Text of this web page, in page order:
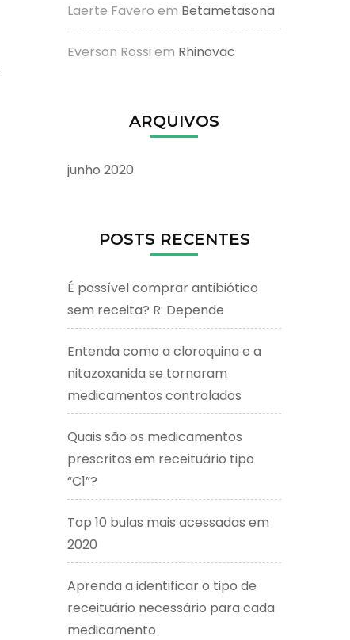
Laerte Favero em Betametasona
Everson Rossi em Rhinovac
ARQUIVOS
junho 2020
POSTS RECENTES
É possível comprar antibiótico
sem receita? R: Depende
Entenda como a cloroquina e a
nitazoxanida se tornaram
medicamentos controlados
Quais são os medicamentos
prescritos em receituário tipo
“C1”?
Top 10 bulas mais acessadas em
2020
Aprenda a identificar o tipo de
receituário necessário para cada
medicamento